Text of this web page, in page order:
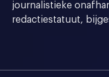
journalistieke
redactiestatuut,